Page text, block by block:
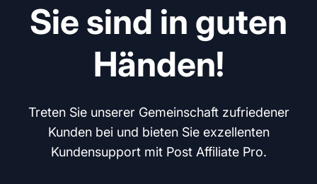
Sie sind in guten
Händen!
Treten Sie unserer Gemeinschaft zufriedener
Kunden bei und bieten Sie exzellenten
Kundensupport mit Post Affiliate Pro.